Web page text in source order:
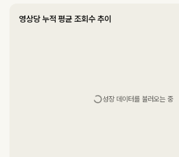
영상당 누적 평균 조회수 추이
성장 데이터를 불러오는 중